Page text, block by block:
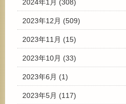
2024年1月 (308)
2023年12月 (509)
2023年11月 (15)
2023年10月 (33)
2023年6月 (1)
2023年5月 (117)